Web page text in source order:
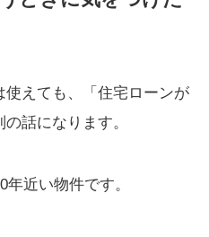
えても、「住宅ローンが
話になります。
近い物件です。